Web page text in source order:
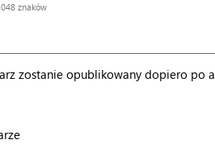
zostanie opublikowany dopiero po